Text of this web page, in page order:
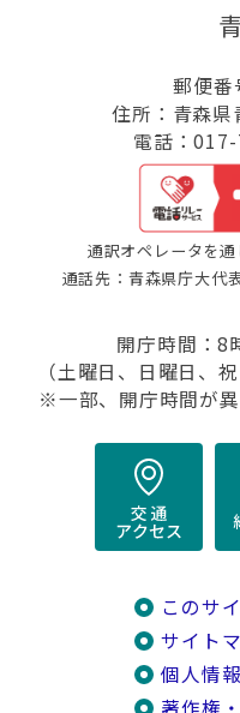
郵便
住所：青森県
電話：
通訳オペレータを通
通話先：青森県庁大代
開庁時間：8
（土曜日、日曜日、
※一部、開庁時間が異
このサ
サイト
個人情